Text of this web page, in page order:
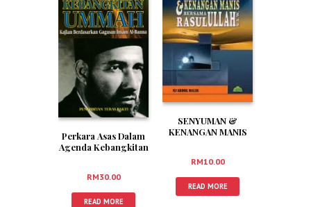
Perkara Asas Dalam
Agenda Kebangkitan
RM30.00
READ MORE
SENYUMAN &
KENANGAN MANIS
RM10.00
READ MORE